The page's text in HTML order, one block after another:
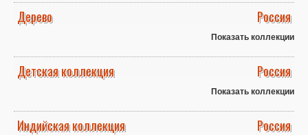
Дерево Россия
Показать коллекции
Детская коллекция Россия
Показать коллекции
Индийская коллекция Россия